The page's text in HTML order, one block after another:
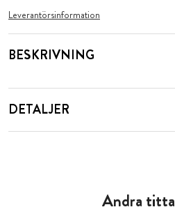
Leverantörsinformation
BESKRIVNING
DETALJER
Andra